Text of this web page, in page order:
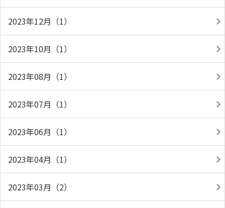
2023年12月（1）
2023年10月（1）
2023年08月（1）
2023年07月（1）
2023年06月（1）
2023年04月（1）
2023年03月（2）